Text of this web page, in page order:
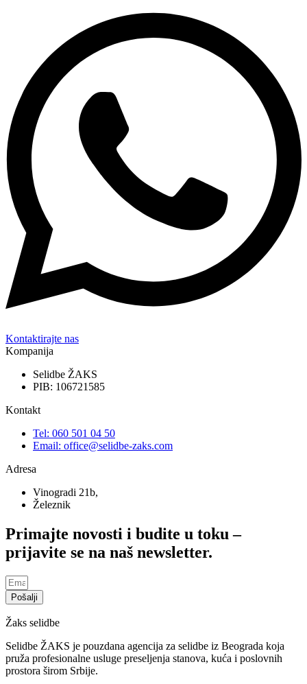
Kontaktirajte nas
Kompanija
Selidbe ŽAKS
PIB: 106721585
Kontakt
Tel: 060 501 04 50
Email: office@selidbe-zaks.com
Adresa
Vinogradi 21b,
Železnik
Primajte novosti i budite u toku –
prijavite se na naš newsletter.
Pošalji
Žaks selidbe
Selidbe ŽAKS je pouzdana agencija za selidbe iz Beograda koja
pruža profesionalne usluge preseljenja stanova, kuća i poslovnih
prostora širom Srbije.